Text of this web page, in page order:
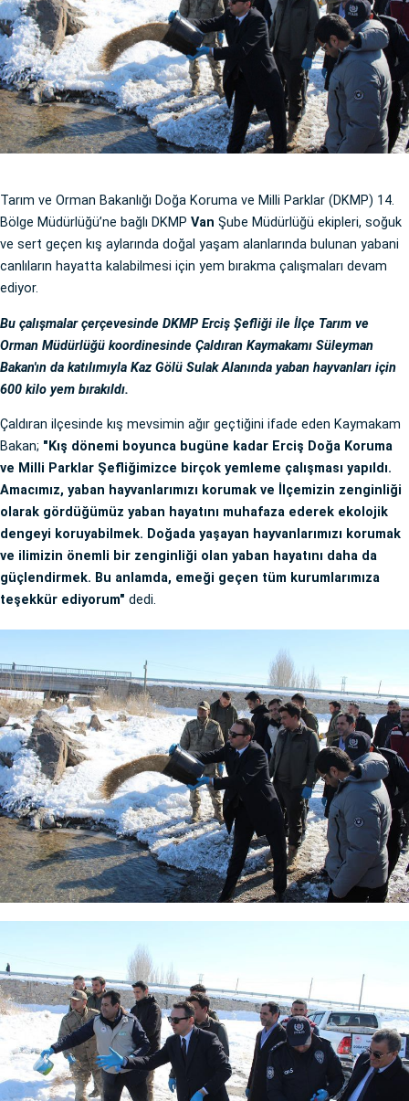
Tarım ve Orman Bakanlığı Doğa Koruma ve Milli Parklar (DKMP) 14.
Bölge Müdürlüğü’ne bağlı DKMP Van Şube Müdürlüğü ekipleri, soğuk
ve sert geçen kış aylarında doğal yaşam alanlarında bulunan yabani
canlıların hayatta kalabilmesi için yem bırakma çalışmaları devam
ediyor.
Bu çalışmalar çerçevesinde DKMP Erciş Şefliği ile İlçe Tarım ve
Orman Müdürlüğü koordinesinde Çaldıran Kaymakamı Süleyman
Bakan'ın da katılımıyla Kaz Gölü Sulak Alanında yaban hayvanları için
600 kilo yem bırakıldı.
Çaldıran ilçesinde kış mevsimin ağır geçtiğini ifade eden Kaymakam
Bakan; "Kış dönemi boyunca bugüne kadar Erciş Doğa Koruma
ve Milli Parklar Şefliğimizce birçok yemleme çalışması yapıldı.
Amacımız, yaban hayvanlarımızı korumak ve İlçemizin zenginliği
olarak gördüğümüz yaban hayatını muhafaza ederek ekolojik
dengeyi koruyabilmek. Doğada yaşayan hayvanlarımızı korumak
ve ilimizin önemli bir zenginliği olan yaban hayatını daha da
güçlendirmek. Bu anlamda, emeği geçen tüm kurumlarımıza
teşekkür ediyorum" dedi.